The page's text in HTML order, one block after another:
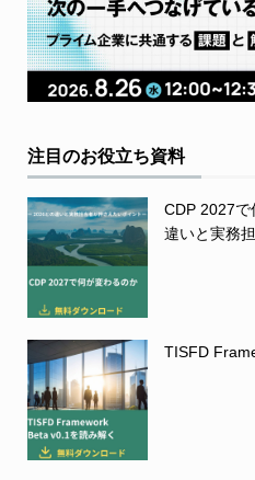
注目のお役立ち資料
CDP 2027
違いと実務
TISFD